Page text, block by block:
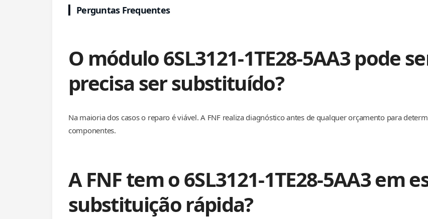
Perguntas Frequentes
O módulo 6SL3121-1TE28-5AA3 pode
precisa ser substituído?
Na maioria dos casos o reparo é viável. A FNF realiza diagnóstico antes de qualquer orçamento para
componentes.
A FNF tem o 6SL3121-1TE28-5AA3 em
substituição rápida?